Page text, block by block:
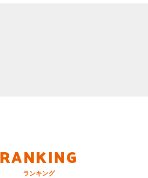
RANKING
ランキング